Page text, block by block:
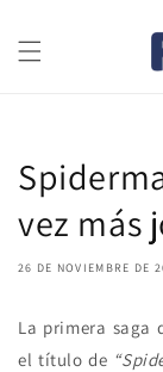
al contenido
vez más
26 DE NOVIEMBRE DE
La primera saga
el título de